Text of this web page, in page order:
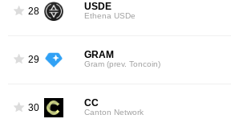
28 USDE
Ethena USDe
29 GRAM
Gram (prev. Toncoin)
30 CC
Canton Network